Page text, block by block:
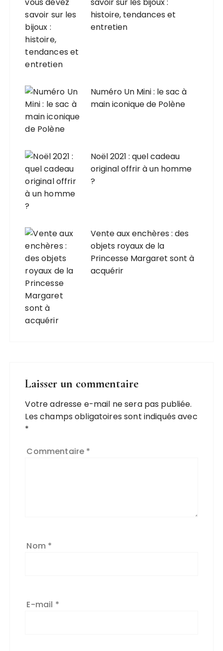
savoir sur les bijoux :
histoire, tendances et
entretien
Numéro Un Mini : le sac à
main iconique de Polène
Noël 2021 : quel cadeau
original offrir à un homme
?
Vente aux enchères : des
objets royaux de la
Princesse Margaret sont à
acquérir
Laisser un commentaire
Votre adresse e-mail ne sera pas publiée.
Les champs obligatoires sont indiqués avec
*
Commentaire *
Nom *
E-mail *